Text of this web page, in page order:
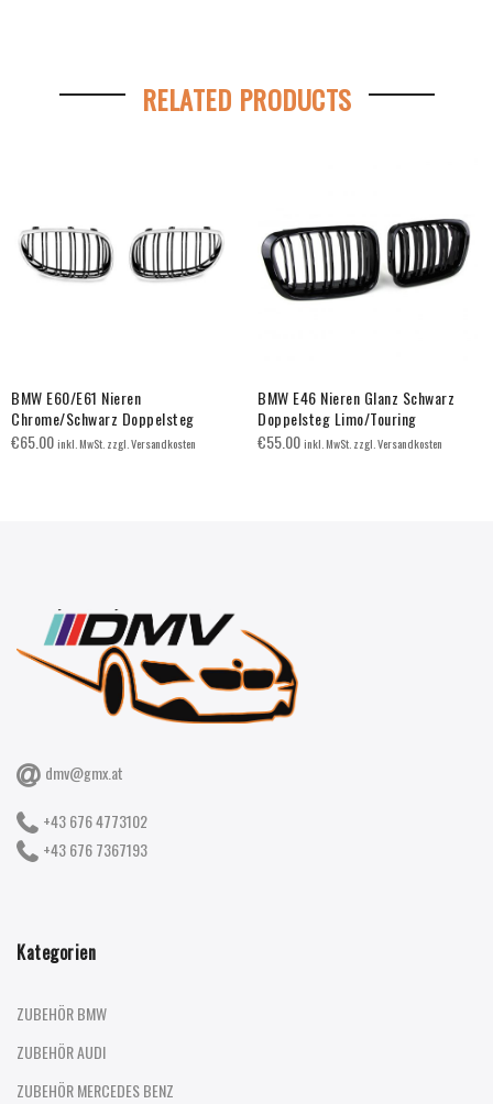
RELATED PRODUCTS
BMW E60/E61 Nieren
Chrome/Schwarz Doppelsteg
€65.00inkl. MwSt. zzgl. Versandkosten
BMW E46 Nieren Glanz Schwarz
Doppelsteg Limo/Touring
€55.00inkl. MwSt. zzgl. Versandkosten
dmv@gmx.at
+43 676 4773102
+43 676 7367193
Kategorien
ZUBEHÖR BMW
ZUBEHÖR AUDI
ZUBEHÖR MERCEDES BENZ